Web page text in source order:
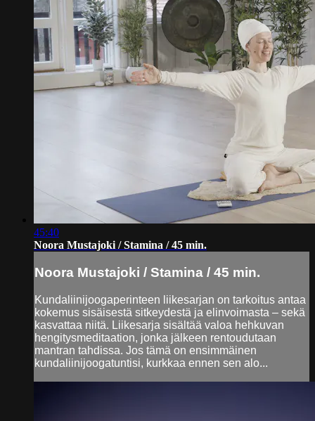
45:40
Noora Mustajoki / Stamina / 45 min.
Noora Mustajoki / Stamina / 45 min.
Kundaliinijoogaperinteen liikesarjan on tarkoitus antaa
kokemus sisäisestä sitkeydestä ja elinvoimasta – sekä
kasvattaa niitä. Liikesarja sisältää valoa hehkuvan
hengitysmeditaation, jonka jälkeen rentoudutaan
mantran tahdissa. Jos tämä on ensimmäinen
kundaliinijoogatuntisi, kurkkaa ennen sen alo...